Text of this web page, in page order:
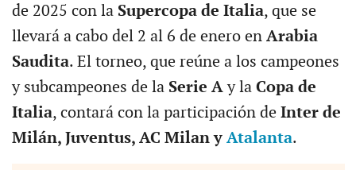
de 2025 con la Supercopa de Italia, que se
llevará a cabo del 2 al 6 de enero en Arabia
Saudita. El torneo, que reúne a los campeones
y subcampeones de la Serie Ay la Copa de
Italia, contará con la participación deInter de
Milán, Juventus, AC Milan y Atalanta.